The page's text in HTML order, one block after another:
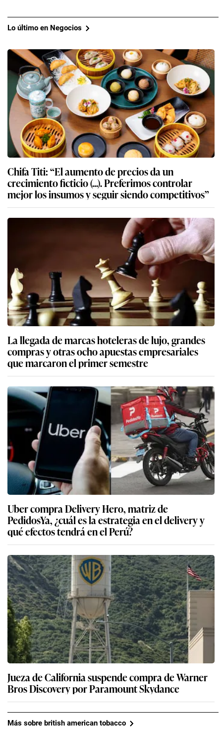
Lo último en Negocios
Chifa Titi: “El aumento de precios da un
crecimiento ficticio (...). Preferimos controlar
mejor los insumos y seguir siendo competitivos”
La llegada de marcas hoteleras de lujo, grandes
compras y otras ocho apuestas empresariales
que marcaron el primer semestre
Uber compra Delivery Hero, matriz de
PedidosYa, ¿cuál es la estrategia en el delivery y
qué efectos tendrá en el Perú?
Jueza de California suspende compra de Warner
Bros Discovery por Paramount Skydance
Más sobre british american tobacco